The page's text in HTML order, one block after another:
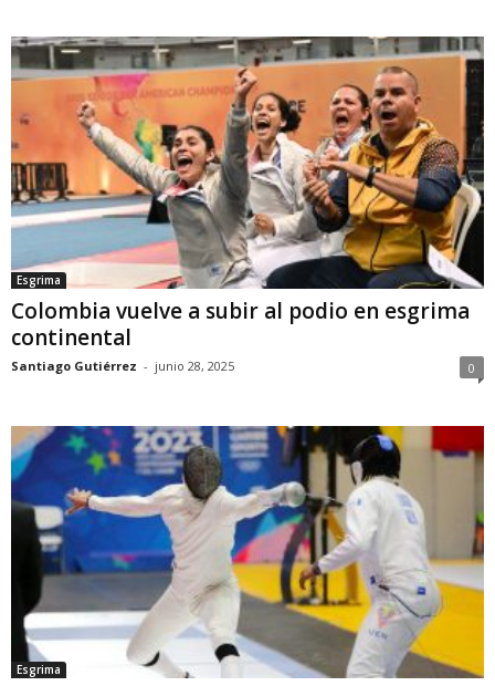
Esgrima
Colombia vuelve a subir al podio en esgrima
continental
Santiago Gutiérrez - junio 28, 2025 0
Esgrima